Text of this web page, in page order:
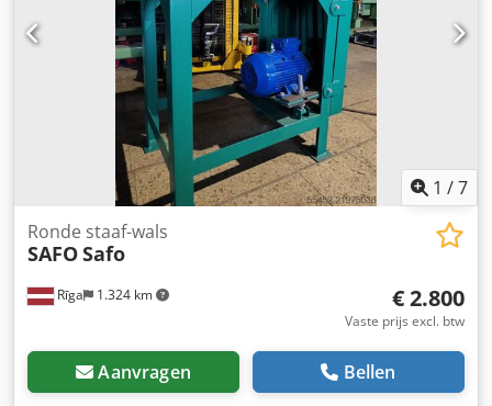
1 /7
Rīga 1.324 km
Ronde staaf-wals
SAFOSafo
€ 2.800
Vaste prijs excl. btw
Aanvragen Bellen